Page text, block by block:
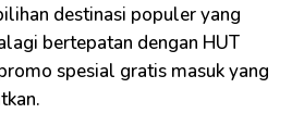
destinasi populer yang
bertepatan dengan HUT
spesial gratis masuk yang